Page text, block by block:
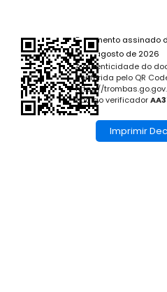
Documento assinado
8 de agosto de 2026
A autenticidade do
conferida pelo QR
https://
código verificador
Imprimir